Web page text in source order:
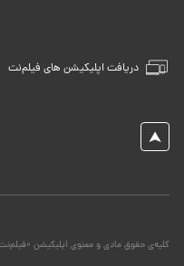
دریافت اپلیکیشن های فیلم‌نت
کلیه‌ی حقوق مادی و معنوی اپلیکیشن